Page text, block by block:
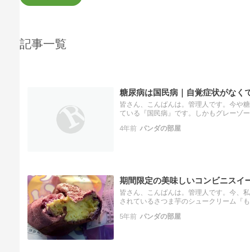
記事一覧
糖尿病は国民病｜自覚症状がなく
皆さん、こんばんは。管理人です。今や
ている『国民病』です。しかもグレーゾ
ー…
4年前 パンダの部屋
期間限定の美味しいコンビニスイ
皆さん、こんばんは。管理人です。今、
されているさつま芋のシュークリーム『
が…
5年前 パンダの部屋